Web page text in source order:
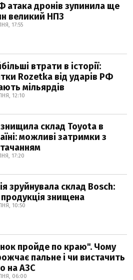
атака дронів зупинила ще
великий НПЗ
17:55
втрати в історії:
Rozetka від ударів РФ
мільярдів
12:10
склад Toyota в
можливі затримки з
17:20
зруйнувала склад Bosch:
продукція знищена
10:50
пройде по краю". Чому
пальне і чи вистачить
на АЗС
06:00